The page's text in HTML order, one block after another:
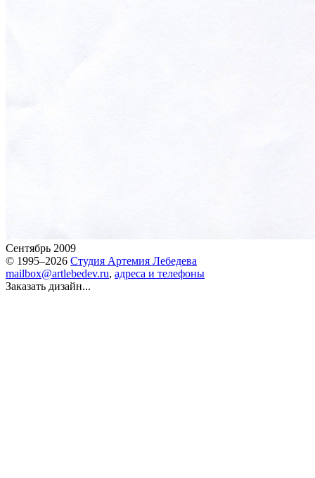
Сентябрь 2009
© 1995–2026 Студия Артемия Лебедева
mailbox@artlebedev.ru, адреса и телефоны
Заказать дизайн...